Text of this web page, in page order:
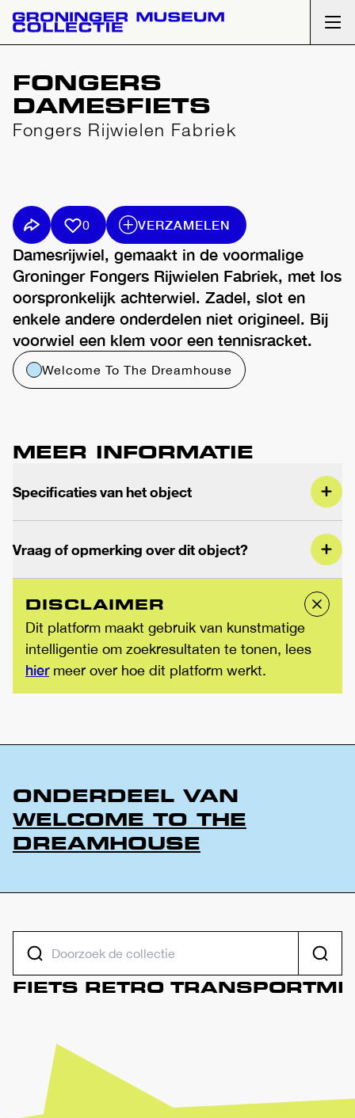
FONGERS
DAMESFIETS
Fongers Rijwielen Fabriek
0 VERZAMELEN
Damesrijwiel, gemaakt in de voormalige
Groninger Fongers Rijwielen Fabriek, met los
oorspronkelijk achterwiel. Zadel, slot en
enkele andere onderdelen niet origineel. Bij
voorwiel een klem voor een tennisracket.
Welcome To The Dreamhouse
MEER INFORMATIE
Specificaties van het object
Vraag of opmerking over dit object?
DISCLAIMER
Dit platform maakt gebruik van kunstmatige
intelligentie om zoekresultaten te tonen, lees
hiermeer over hoe dit platform werkt.
ONDERDEEL VAN
WELCOME TO THE
DREAMHOUSE
DOORZOEK DE COLLECTIE
FIETS RETRO